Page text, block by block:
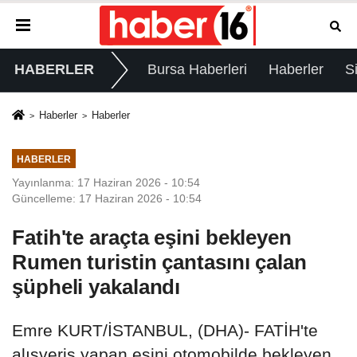
HABERLER Bursa Haberleri Haberler
Haberler Haberler
HABERLER
Yayınlanma: 17 Haziran 2026 - 10:54
Güncelleme: 17 Haziran 2026 - 10:54
Fatih'te araçta eşini bekleyen
Rumen turistin çantasını çalan
şüpheli yakalandı
Emre KURT/İSTANBUL, (DHA)- FATİH'te